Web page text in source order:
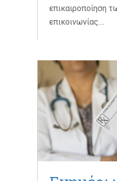
επικαιροποίηση
επικοινωνίας....